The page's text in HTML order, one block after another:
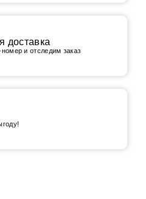
доставка
и отследим заказ